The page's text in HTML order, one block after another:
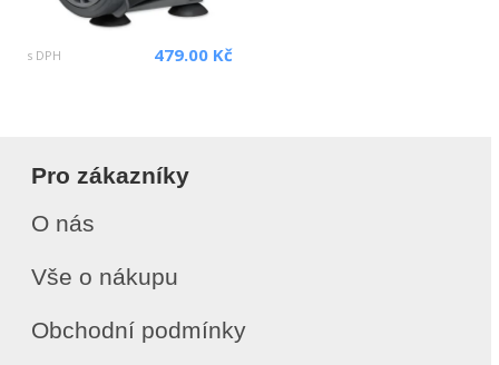
s DPH 479.00 Kč
Pro zákazníky
O nás
Vše o nákupu
Obchodní podmínky